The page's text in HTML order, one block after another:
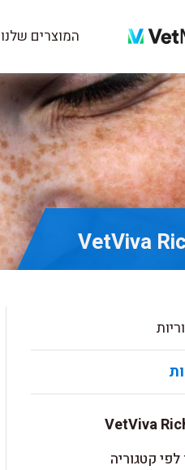
המוצרים שלנו
VetViva
VetViva
לפי קטגוריה